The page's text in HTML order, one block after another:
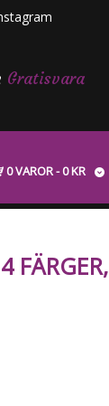
Gratisvara
0 VAROR 0 KR
FÄRGER,